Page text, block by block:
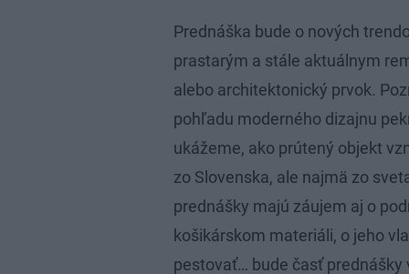
Prednáška bude o nových
prastarým a stále aktuálnym
alebo architektonický prvok.
pohľadu moderného dizajnu
ukážeme, ako prútený objekt
zo Slovenska, ale najmä zo
prednášky majú záujem aj o
košikárskom materiáli, o jeho
pestovať… bude časť